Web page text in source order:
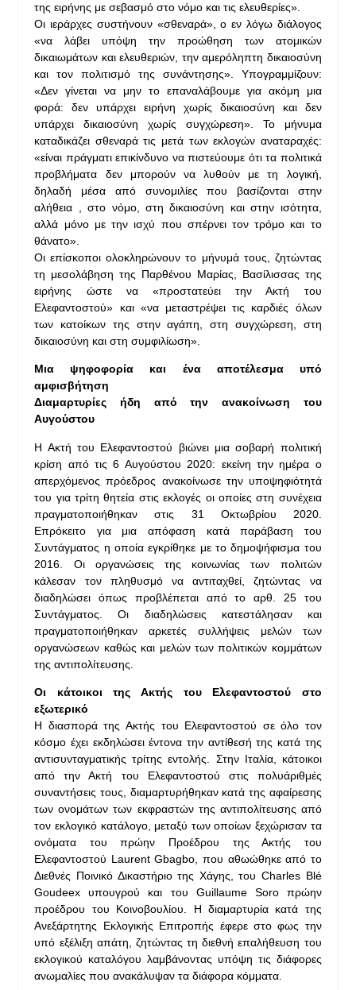
της ειρήνης με σεβασμό στο νόμο και τις ελευθερίες».
Οι ιεράρχες συστήνουν «σθεναρά», ο εν λόγω διάλογος
«να λάβει υπόψη την προώθηση των ατομικών
δικαιωμάτων και ελευθεριών, την αμερόληπτη δικαιοσύνη
και τον πολιτισμό της συνάντησης». Υπογραμμίζουν:
«Δεν γίνεται να μην το επαναλάβουμε για ακόμη μια
φορά: δεν υπάρχει ειρήνη χωρίς δικαιοσύνη και δεν
υπάρχει δικαιοσύνη χωρίς συγχώρεση». Το μήνυμα
καταδικάζει σθεναρά τις μετά των εκλογών αναταραχές:
«είναι πράγματι επικίνδυνο να πιστεύουμε ότι τα πολιτικά
προβλήματα δεν μπορούν να λυθούν με τη λογική,
δηλαδή μέσα από συνομιλίες που βασίζονται στην
αλήθεια , στο νόμο, στη δικαιοσύνη και στην ισότητα,
αλλά μόνο με την ισχύ που σπέρνει τον τρόμο και το
θάνατο».
Οι επίσκοποι ολοκληρώνουν το μήνυμά τους, ζητώντας
τη μεσολάβηση της Παρθένου Μαρίας, Βασίλισσας της
ειρήνης ώστε να «προστατεύει την Ακτή του
Ελεφαντοστού» και «να μεταστρέψει τις καρδιές όλων
των κατοίκων της στην αγάπη, στη συγχώρεση, στη
δικαιοσύνη και στη συμφιλίωση».
Μια ψηφοφορία και ένα αποτέλεσμα υπό
αμφισβήτηση
Διαμαρτυρίες ήδη από την ανακοίνωση του
Αυγούστου
Η Ακτή του Ελεφαντοστού βιώνει μια σοβαρή πολιτική
κρίση από τις 6 Αυγούστου 2020: εκείνη την ημέρα ο
απερχόμενος πρόεδρος ανακοίνωσε την υποψηφιότητά
του για τρίτη θητεία στις εκλογές οι οποίες στη συνέχεια
πραγματοποιήθηκαν στις 31 Οκτωβρίου 2020.
Επρόκειτο για μια απόφαση κατά παράβαση του
Συντάγματος η οποία εγκρίθηκε με το δημοψήφισμα του
2016. Οι οργανώσεις της κοινωνίας των πολιτών
κάλεσαν τον πληθυσμό να αντιταχθεί, ζητώντας να
διαδηλώσει όπως προβλέπεται από το αρθ. 25 του
Συντάγματος. Οι διαδηλώσεις κατεστάλησαν και
πραγματοποιήθηκαν αρκετές συλλήψεις μελών των
οργανώσεων καθώς και μελών των πολιτικών κομμάτων
της αντιπολίτευσης.
Οι κάτοικοι της Ακτής του Ελεφαντοστού στο
εξωτερικό
Η διασπορά της Ακτής του Ελεφαντοστού σε όλο τον
κόσμο έχει εκδηλώσει έντονα την αντίθεσή της κατά της
αντισυνταγματικής τρίτης εντολής. Στην Ιταλία, κάτοικοι
από την Ακτή του Ελεφαντοστού στις πολυάριθμές
συναντήσεις τους, διαμαρτυρήθηκαν κατά της αφαίρεσης
των ονομάτων των εκφραστών της αντιπολίτευσης από
τον εκλογικό κατάλογο, μεταξύ των οποίων ξεχώρισαν τα
ονόματα του πρώην Προέδρου της Ακτής του
Ελεφαντοστού Laurent Gbagbo, που αθωώθηκε από το
Διεθνές Ποινικό Δικαστήριο της Χάγης, του Charles Blé
Goudeex υπουγρού και του Guillaume Soro πρώην
προέδρου του Κοινοβουλίου. Η διαμαρτυρία κατά της
Ανεξάρτητης Εκλογικής Επιτροπής έφερε στο φως την
υπό εξέλιξη απάτη, ζητώντας τη διεθνή επαλήθευση του
εκλογικού καταλόγου λαμβάνοντας υπόψη τις διάφορες
ανωμαλίες που ανακάλυψαν τα διάφορα κόμματα.